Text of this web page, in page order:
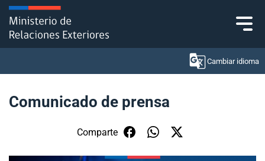
Click acá para ir directamente al contenido
Cambiar idioma
Comunicado de prensa
Comparte